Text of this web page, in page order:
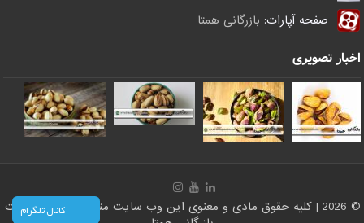
صفحه آپارات: بازرگانی همتا
اخبار تصویری
© 2026 | کلیه حقوق مادی و معنوی این وب سایت متعلق است به سایت
کانال تلگرام